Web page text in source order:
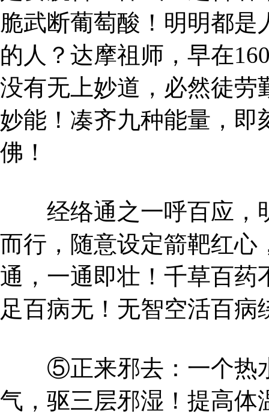
脆武断葡萄酸！明明都
的人？达摩祖师，早在
没有无上妙道，必然徒劳
妙能！凑齐九种能量，即
佛！
经络通之一呼百应，
而行，随意设定箭靶红心
通，一通即壮！千草百药
足百病无！无智空活百
⑤正来邪去：一个热水
气，驱三层邪湿！提高体